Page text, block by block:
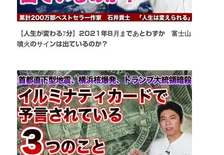
【人生が変わる7分】2021年8月まであとわずか 富士山
噴火のサインは出ているのか？